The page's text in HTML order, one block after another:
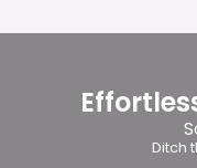
Ditch